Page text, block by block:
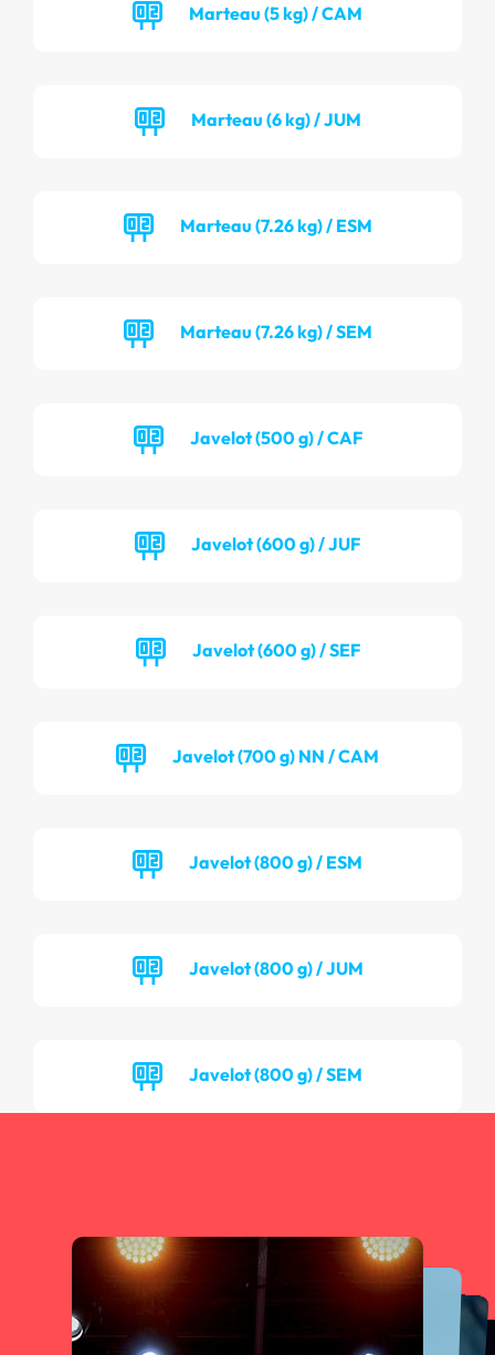
Marteau (5 kg) / CAM
Marteau (6 kg) / JUM
Marteau (7.26 kg) / ESM
Marteau (7.26 kg) / SEM
Javelot (500 g) / CAF
Javelot (600 g) / JUF
Javelot (600 g) / SEF
Javelot (700 g) NN / CAM
Javelot (800 g) / ESM
Javelot (800 g) / JUM
Javelot (800 g) / SEM